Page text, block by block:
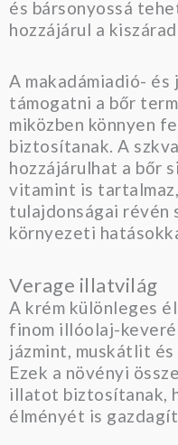
és bársonyossá
hozzájárul a
A makadámiadió-
támogatni a bőr
miközben könnyen
biztosítanak. A
hozzájárulhat a bőr
vitamint is
tulajdonságai révén
környezeti
Verage illatvilág
A krém különleges
finom illóolaj-
jázmint, muskátlit
Ezek a növényi
illatot biztosítanak,
élményét is